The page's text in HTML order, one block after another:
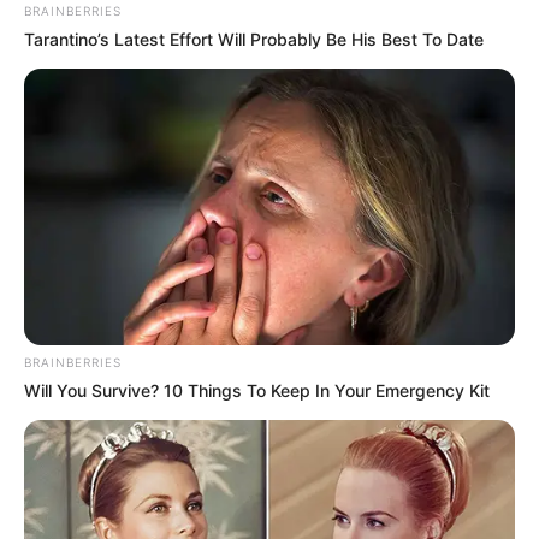
ACTIVAR AHORA
TEMAS DESTACADOS
EMERGENCIAS POR LLUVIAS
METRO DE MEDELLÍN
ELECCIONES PRESIDENCIALES
MARINILLA - ANTIOQUIA
EPM
YONDÓ - ANTIOQUIA
RIONEGRO
BRAINBERRIES
Tarantino’s Latest Effort Will Probably Be His Best To Date
BRAINBERRIES
Will You Survive? 10 Things To Keep In Your Emergency Kit